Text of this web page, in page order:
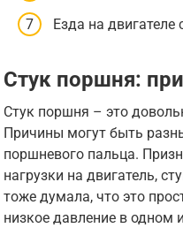
Езда на
Стук поршня:
Стук поршня – это
Причины могут быть
поршневого пальца.
нагрузки на двигатель,
тоже думала, что это
низкое давление в